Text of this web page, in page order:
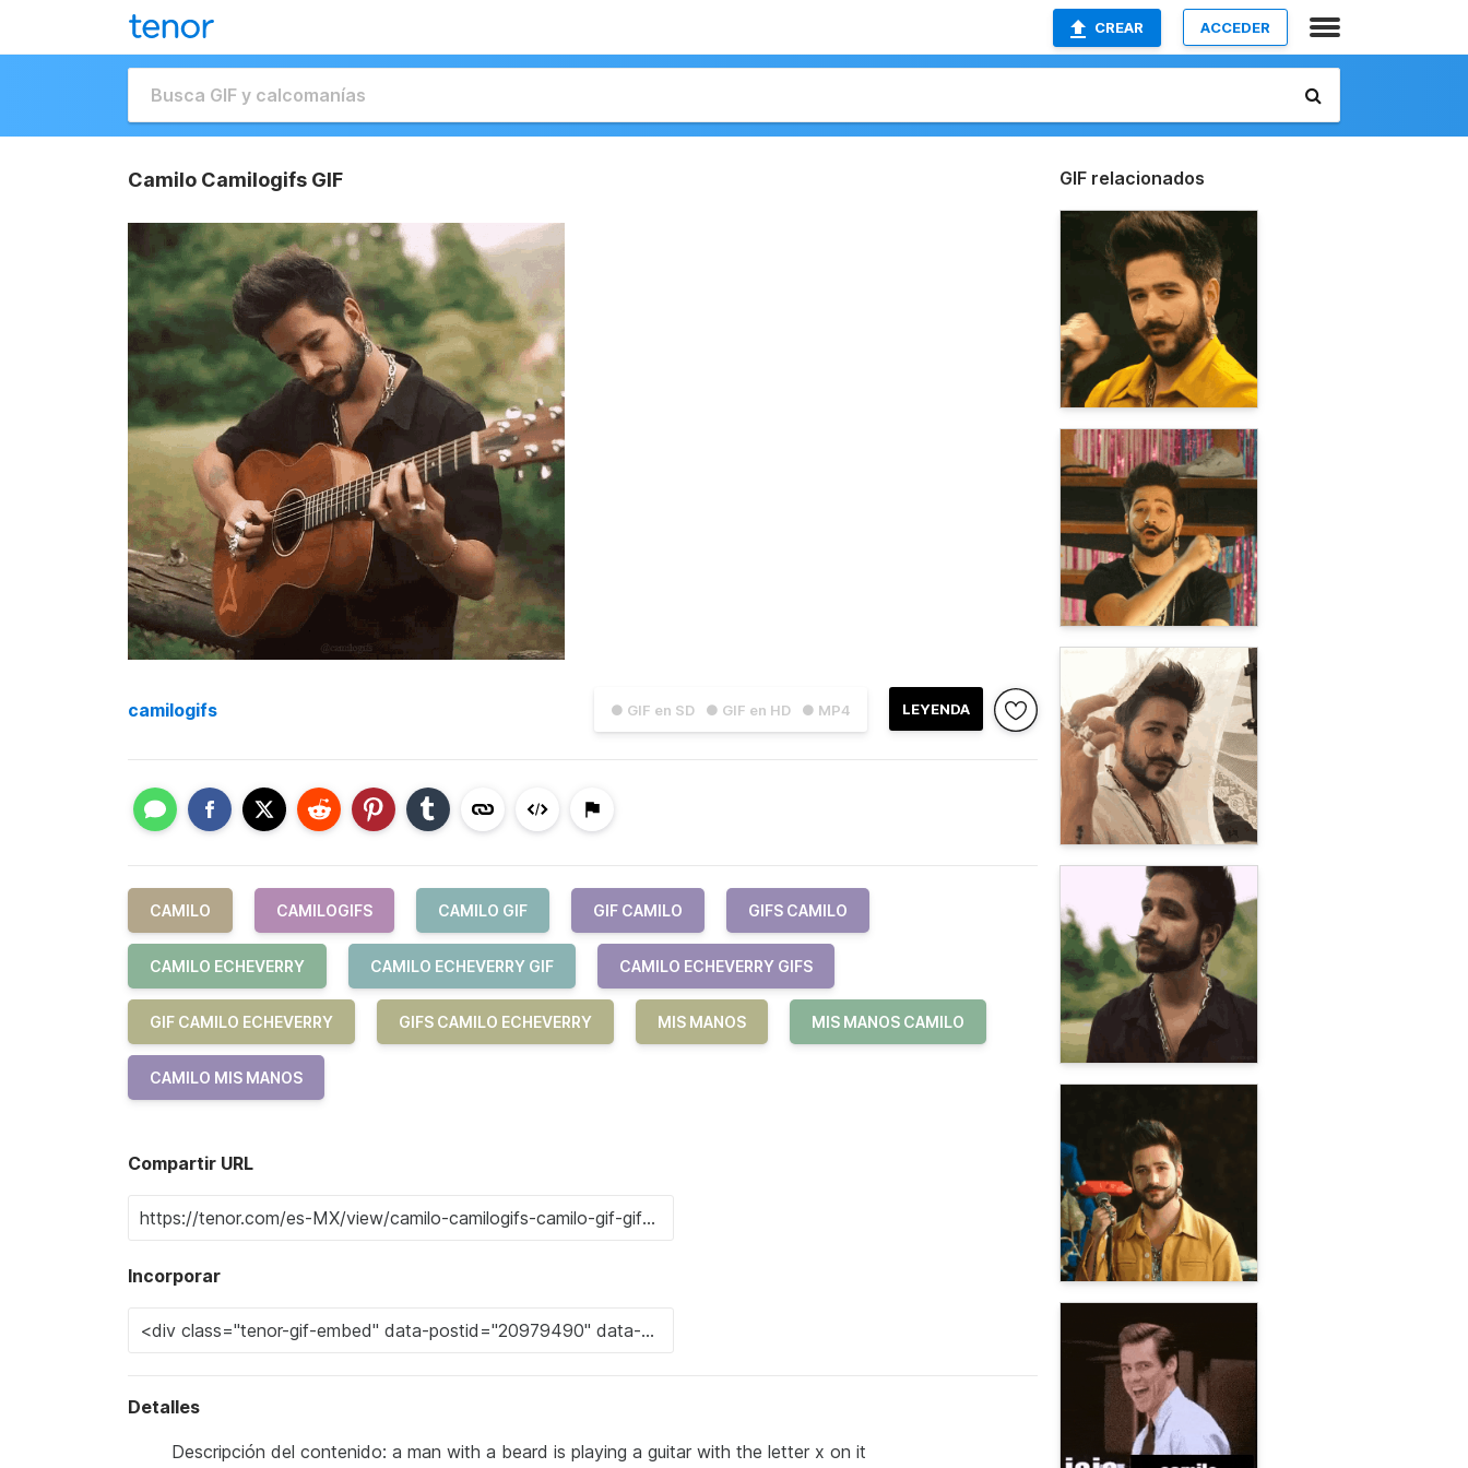
CREAR ACCEDER
Camilo Camilogifs GIF
● GIF en SD ● GIF en HD ● MP4 LEYENDA
camilogifs
CAMILO CAMILOGIFS CAMILO GIF GIF CAMILO GIFS CAMILO
CAMILO ECHEVERRY CAMILO ECHEVERRY GIF CAMILO ECHEVERRY GIFS
GIF CAMILO ECHEVERRY GIFS CAMILO ECHEVERRY MIS MANOS MIS MANOS CAMILO
CAMILO MIS MANOS
Compartir URL
Incorporar
Detalles
Descripción del contenido: a man with a beard is playing a guitar with the letter x on it
GIF relacionados